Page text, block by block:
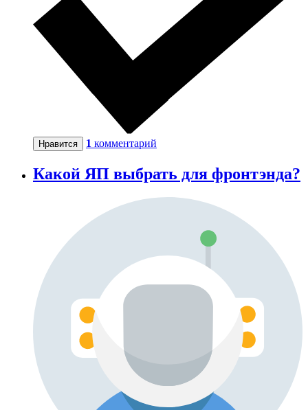
Нравится 1 комментарий
Какой ЯП выбрать для фронтэнда?